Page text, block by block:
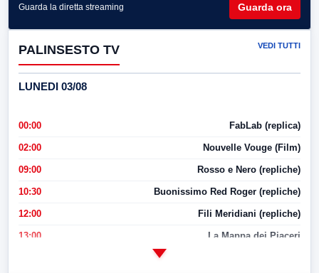
Guarda la diretta streaming Guarda ora
PALINSESTO TV VEDI TUTTI
LUNEDI 03/08
00:00 FabLab (replica)
02:00 Nouvelle Vouge (Film)
09:00 Rosso e Nero (repliche)
10:30 Buonissimo Red Roger (repliche)
12:00 Fili Meridiani (repliche)
13:00 La Mappa dei Piaceri